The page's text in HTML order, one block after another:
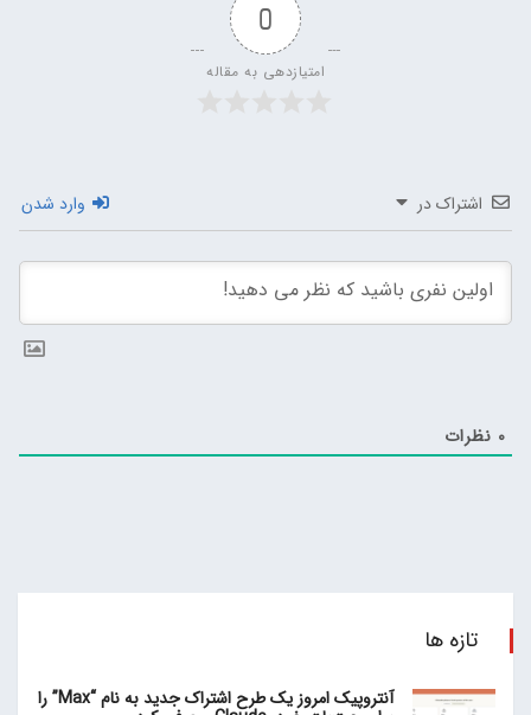
0
امتیازدهی به مقاله
اشتراک در وارد شدن
0 نظرات
تازه ها
آنتروپیک امروز یک طرح اشتراک جدید به نام “Max” را